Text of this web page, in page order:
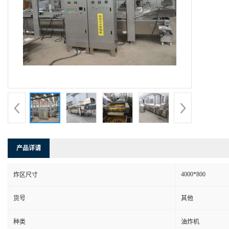
产品详请
炸区尺寸 4000*800
货号 其他
种类 油炸机